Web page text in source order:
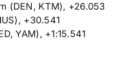
(DEN, KTM), +26.053
+30.541
YAM), +1:15.541